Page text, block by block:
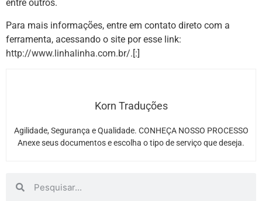
entre outros.
Para mais informações, entre em contato direto com a
ferramenta, acessando o site por esse link:
http://www.linhalinha.com.br/.[:]
Korn Traduções
Agilidade, Segurança e Qualidade. CONHEÇA NOSSO PROCESSO
Anexe seus documentos e escolha o tipo de serviço que deseja.